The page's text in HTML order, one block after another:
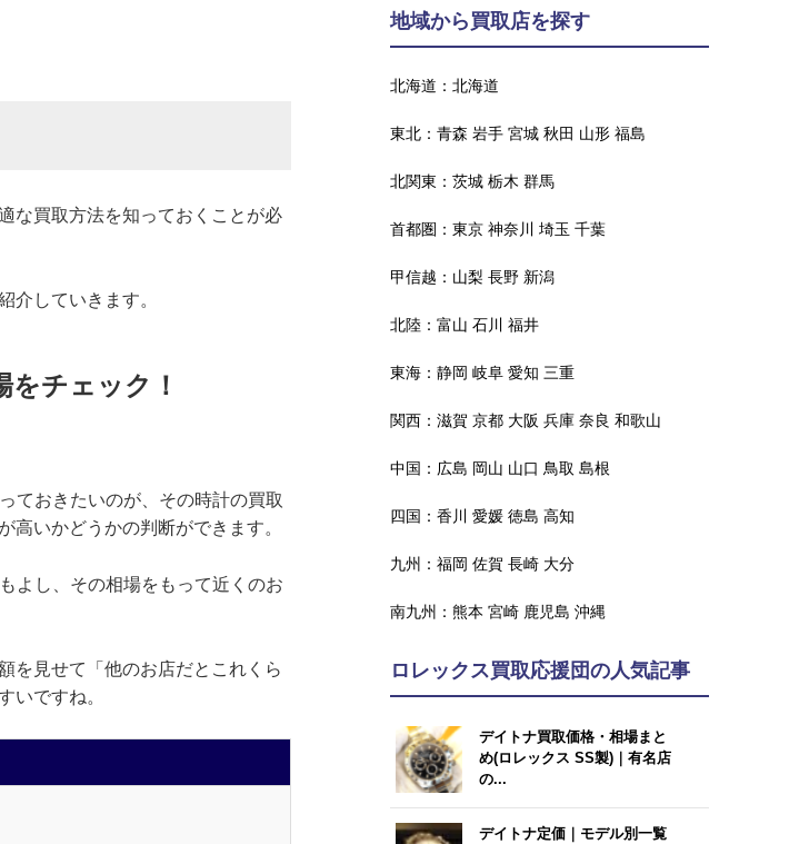
な買取方法を知っておくことが必
介していきます。
チェック！
ておきたいのが、その時計の買取
いかどうかの判断ができます。
よし、その相場をもって近くのお
を見せて「他のお店だとこれくら
いですね。
地域から買取店を探す
北海道： 北海道
東北： 青森 岩手 宮城 秋田 山形 福島
北関東： 茨城 栃木 群馬
首都圏： 東京 神奈川 埼玉 千葉
甲信越： 山梨 長野 新潟
北陸： 富山 石川 福井
東海： 静岡 岐阜 愛知 三重
関西： 滋賀 京都 大阪 兵庫 奈良 和歌山
中国： 広島 岡山 山口 鳥取 島根
四国： 香川 愛媛 徳島 高知
九州： 福岡 佐賀 長崎 大分
南九州： 熊本 宮崎 鹿児島 沖縄
ロレックス買取応援団の人気記事
デイトナ買取価格・相場まと
め(ロレックス SS製)｜有名店
の...
デイトナ定価｜モデル別一覧